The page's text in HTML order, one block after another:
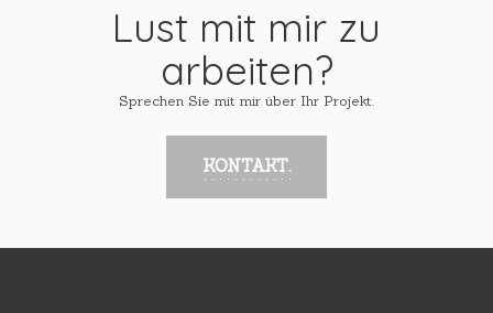
Lust mit mir zu
arbeiten?
Sprechen Sie mit mir über Ihr Projekt.
KONTAKT.